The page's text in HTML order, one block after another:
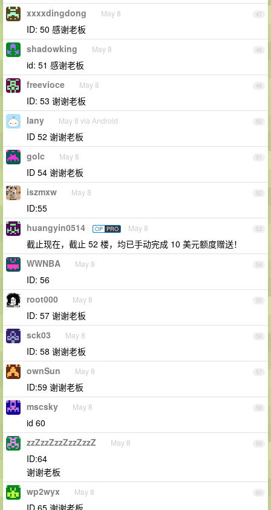
47
xxxxdingdong May 8
ID: 50 感谢老板
48
shadowking May 8
id: 51 感谢老板
49
freevioce May 8
ID: 53 谢谢老板
50
lany May 8 via Android
ID 52 谢谢老板
51
golc May 8
ID 54 谢谢老板
52
iszmxw May 8
ID:55
53
huangyin0514 OP PRO May 8
截止现在，截止 52 楼，均已手动完成 10 美元额度赠送！
54
WWNBA May 8
ID: 56
55
root000 May 8
ID: 57 谢谢老板
56
sck03 May 8
ID: 58 谢谢老板
57
ownSun May 8
ID:59 谢谢老板
58
mscsky May 8
id 60
59
zzZzzZzzZzzZzzZ May 8
ID:64
谢谢老板
60
wp2wyx May 8
ID 65 谢谢老板